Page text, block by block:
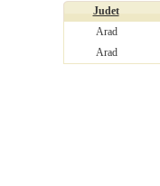
Judet
Arad
Arad